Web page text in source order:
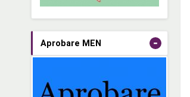
Aprobare MEN -